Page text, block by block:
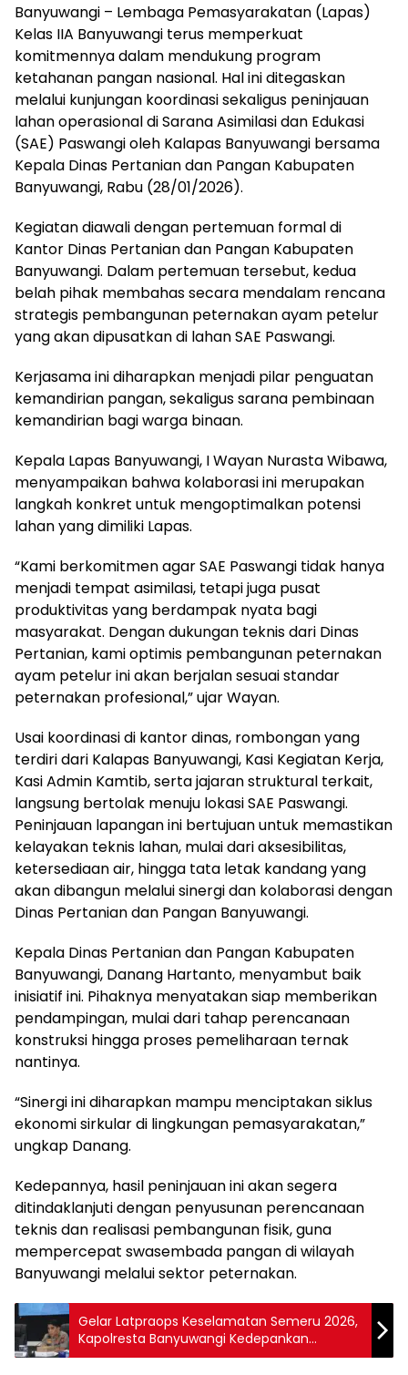
Banyuwangi – Lembaga Pemasyarakatan (Lapas)
Kelas IIA Banyuwangi terus memperkuat
komitmennya dalam mendukung program
ketahanan pangan nasional. Hal ini ditegaskan
melalui kunjungan koordinasi sekaligus peninjauan
lahan operasional di Sarana Asimilasi dan Edukasi
(SAE) Paswangi oleh Kalapas Banyuwangi bersama
Kepala Dinas Pertanian dan Pangan Kabupaten
Banyuwangi, Rabu (28/01/2026).
Kegiatan diawali dengan pertemuan formal di
Kantor Dinas Pertanian dan Pangan Kabupaten
Banyuwangi. Dalam pertemuan tersebut, kedua
belah pihak membahas secara mendalam rencana
strategis pembangunan peternakan ayam petelur
yang akan dipusatkan di lahan SAE Paswangi.
Kerjasama ini diharapkan menjadi pilar penguatan
kemandirian pangan, sekaligus sarana pembinaan
kemandirian bagi warga binaan.
Kepala Lapas Banyuwangi, I Wayan Nurasta Wibawa,
menyampaikan bahwa kolaborasi ini merupakan
langkah konkret untuk mengoptimalkan potensi
lahan yang dimiliki Lapas.
“Kami berkomitmen agar SAE Paswangi tidak hanya
menjadi tempat asimilasi, tetapi juga pusat
produktivitas yang berdampak nyata bagi
masyarakat. Dengan dukungan teknis dari Dinas
Pertanian, kami optimis pembangunan peternakan
ayam petelur ini akan berjalan sesuai standar
peternakan profesional,” ujar Wayan.
Usai koordinasi di kantor dinas, rombongan yang
terdiri dari Kalapas Banyuwangi, Kasi Kegiatan Kerja,
Kasi Admin Kamtib, serta jajaran struktural terkait,
langsung bertolak menuju lokasi SAE Paswangi.
Peninjauan lapangan ini bertujuan untuk memastikan
kelayakan teknis lahan, mulai dari aksesibilitas,
ketersediaan air, hingga tata letak kandang yang
akan dibangun melalui sinergi dan kolaborasi dengan
Dinas Pertanian dan Pangan Banyuwangi.
Kepala Dinas Pertanian dan Pangan Kabupaten
Banyuwangi, Danang Hartanto, menyambut baik
inisiatif ini. Pihaknya menyatakan siap memberikan
pendampingan, mulai dari tahap perencanaan
konstruksi hingga proses pemeliharaan ternak
nantinya.
“Sinergi ini diharapkan mampu menciptakan siklus
ekonomi sirkular di lingkungan pemasyarakatan,”
ungkap Danang.
Kedepannya, hasil peninjauan ini akan segera
ditindaklanjuti dengan penyusunan perencanaan
teknis dan realisasi pembangunan fisik, guna
mempercepat swasembada pangan di wilayah
Banyuwangi melalui sektor peternakan.
Gelar Latpraops Keselamatan Semeru 2026,
Kapolresta Banyuwangi Kedepankan
Pendekatan Humanis dan Profesional